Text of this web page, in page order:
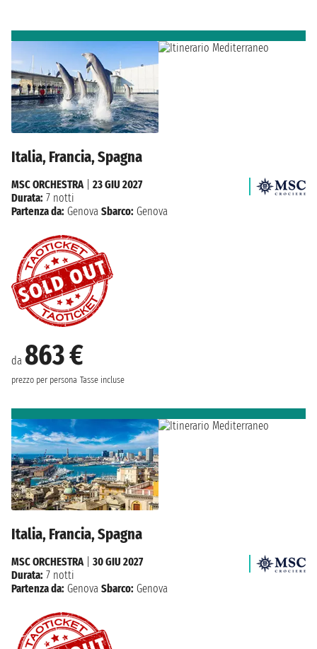
Italia, Francia, Spagna
da 863 €
prezzo per persona Tasse incluse
MSC ORCHESTRA| 23 GIU 2027
Durata: 7 notti
Partenza da: Genova Sbarco: Genova
Italia, Francia, Spagna
MSC ORCHESTRA| 30 GIU 2027
Durata: 7 notti
Partenza da: Genova Sbarco: Genova